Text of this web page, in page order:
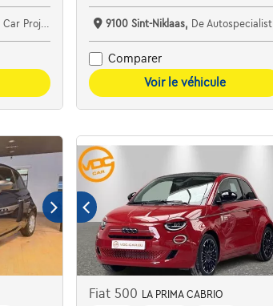
Car Project 9100 Sint-Niklaas, De Autospecialist
Comparer
Voir le véhicule
Fiat 500
LA PRIMA CABRIO